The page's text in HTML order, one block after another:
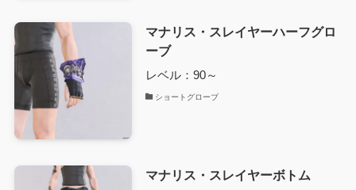
マナリス・スレイヤーハーフグロ
ーブ
レベル：90～
ショートグローブ
マナリス・スレイヤーボトム